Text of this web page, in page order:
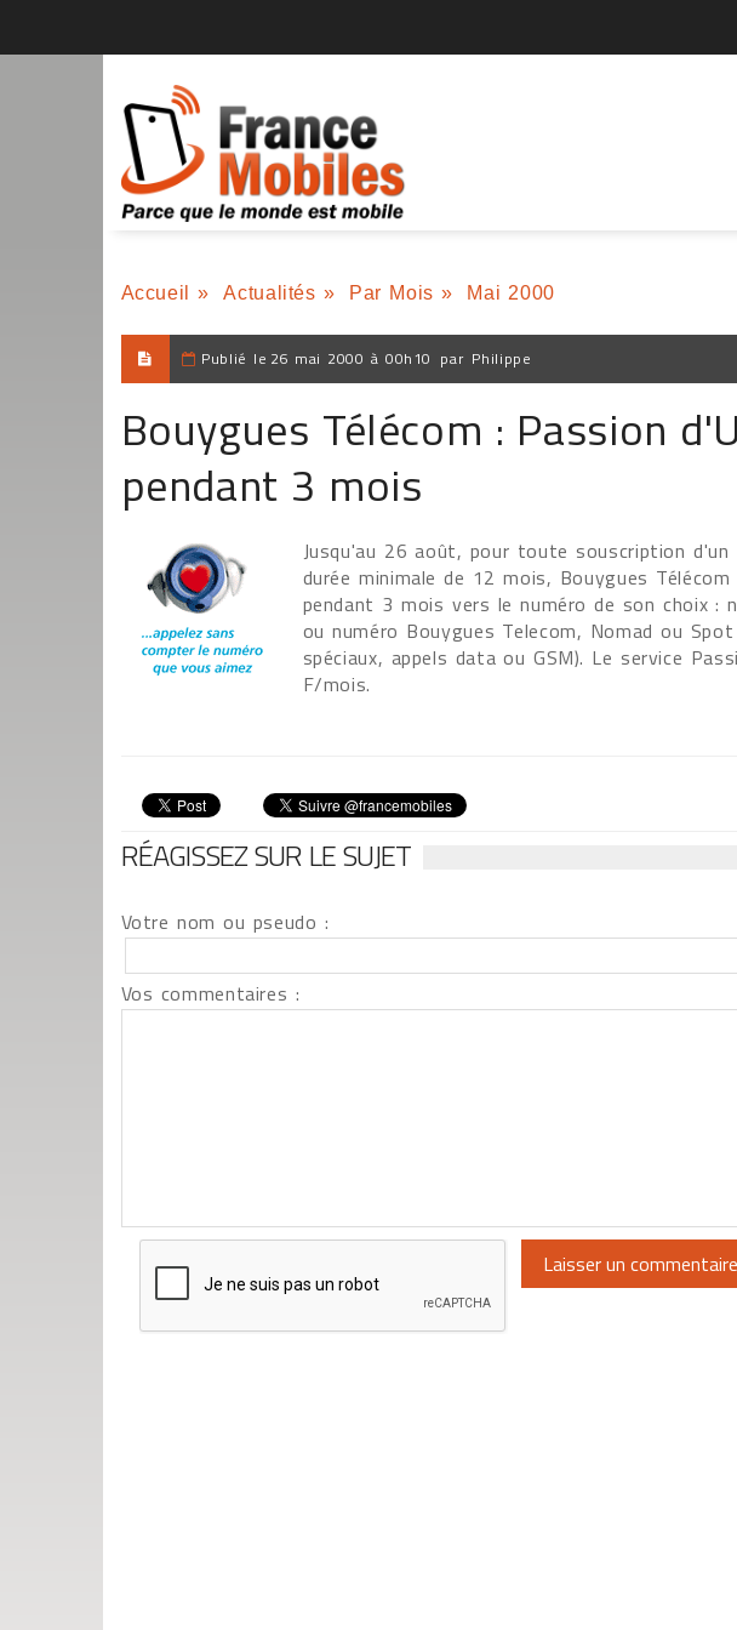
Accueil » Actualités » Par Mois » Mai 2000
Publié le 26 mai 2000 à 00h10 par Philippe
Bouygues Télécom : Passion
pendant 3 mois
Jusqu'au 26 août, pour toute souscription
durée minimale de 12 mois, Bouygues
pendant 3 mois vers le numéro de son choix :
ou numéro Bouygues Telecom, Nomad ou
spéciaux, appels data ou GSM). Le service
F/mois.
RÉAGISSEZ SUR LE SUJET
Votre nom ou pseudo :
Vos commentaires :